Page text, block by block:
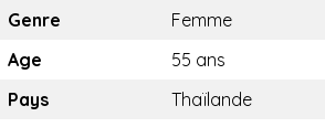
Genre
Femme
Age
55 ans
Pays
Thaïlande